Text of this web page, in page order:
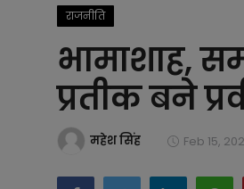
बिजनेस
समाज-संस्कृति
टेक्नॉलजी
प्रेरणादायक कहानियां
राजनीति
भामाशाह,
प्रतीक बने
महेश सिंह Feb 15,